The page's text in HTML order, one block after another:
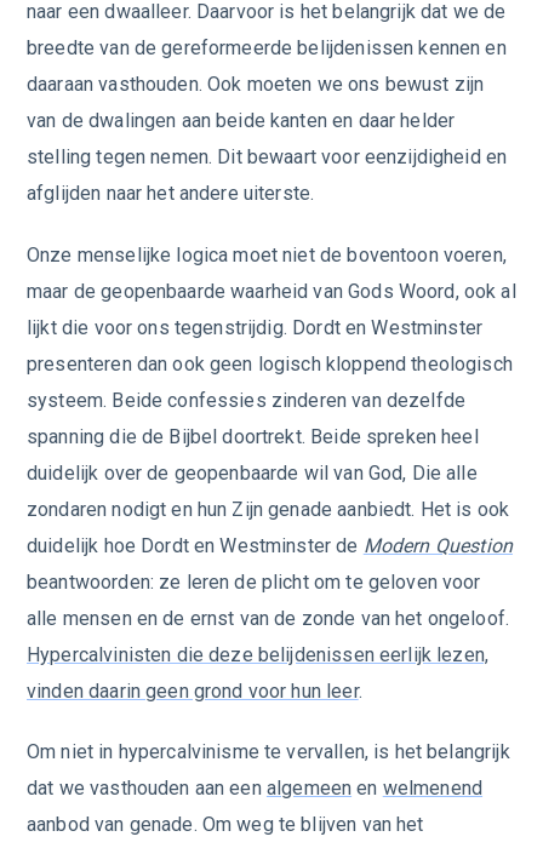
naar een dwaalleer. Daarvoor is het belangrijk dat we de
breedte van de gereformeerde belijdenissen kennen en
daaraan vasthouden. Ook moeten we ons bewust zijn
van de dwalingen aan beide kanten en daar helder
stelling tegen nemen. Dit bewaart voor eenzijdigheid en
afglijden naar het andere uiterste.
Onze menselijke logica moet niet de boventoon voeren,
maar de geopenbaarde waarheid van Gods Woord, ook al
lijkt die voor ons tegenstrijdig. Dordt en Westminster
presenteren dan ook geen logisch kloppend theologisch
systeem. Beide confessies zinderen van dezelfde
spanning die de Bijbel doortrekt. Beide spreken heel
duidelijk over de geopenbaarde wil van God, Die alle
zondaren nodigt en hun Zijn genade aanbiedt. Het is ook
duidelijk hoe Dordt en Westminster de Modern Question
beantwoorden: ze leren de plicht om te geloven voor
alle mensen en de ernst van de zonde van het ongeloof.
Hypercalvinisten die deze belijdenissen eerlijk lezen,
vinden daarin geen grond voor hun leer.
Om niet in hypercalvinisme te vervallen, is het belangrijk
dat we vasthouden aan een algemeen en welmenend
aanbod van genade. Om weg te blijven van het